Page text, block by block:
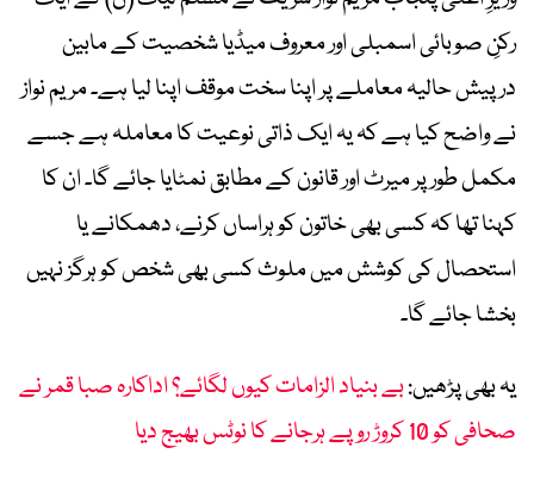
رکنِ صوبائی اسمبلی اور معروف میڈیا شخصیت کے مابین
درپیش حالیہ معاملے پر اپنا سخت موقف اپنا لیا ہے۔ مریم نواز
نے واضح کیا ہے کہ یہ ایک ذاتی نوعیت کا معاملہ ہے جسے
مکمل طور پر میرٹ اور قانون کے مطابق نمٹایا جائے گا۔ ان کا
کہنا تھا کہ کسی بھی خاتون کو ہراساں کرنے، دھمکانے یا
استحصال کی کوشش میں ملوث کسی بھی شخص کو ہرگز نہیں
بخشا جائے گا۔
یہ بھی پڑھیں:بے بنیاد الزامات کیوں لگائے؟ اداکارہ صبا قمر نے
صحافی کو 10 کروڑ روپے ہرجانے کا نوٹس بھیج دیا